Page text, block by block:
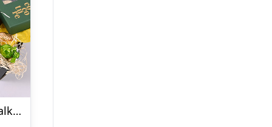
Påskekurv med alkoholfri rødvin – Send blomster med Bloomit